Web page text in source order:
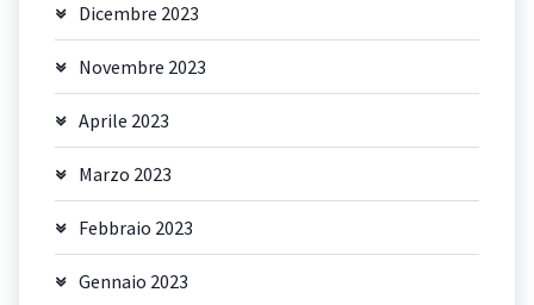
Dicembre 2023
Novembre 2023
Aprile 2023
Marzo 2023
Febbraio 2023
Gennaio 2023